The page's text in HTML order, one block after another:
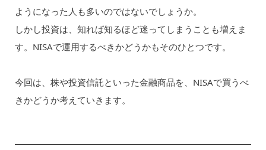
ようになった人も多いのではないでしょうか。
しかし投資は、知れば知るほど迷ってしまうことも増えま
す。NISAで運用するべきかどうかもそのひとつです。
今回は、株や投資信託といった金融商品を、NISAで買うべ
きかどうか考えていきます。